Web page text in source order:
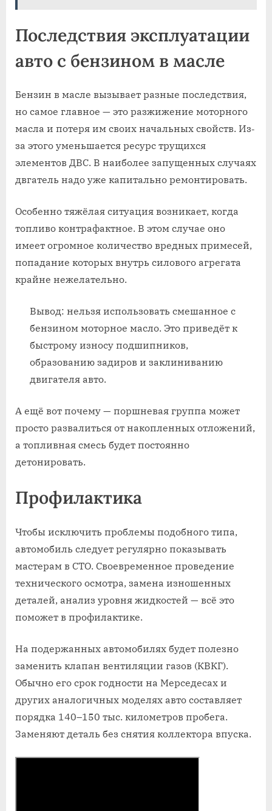
Последствия эксплуатации
авто с бензином в масле
Бензин в масле вызывает разные последствия,
но самое главное — это разжижение моторного
масла и потеря им своих начальных свойств. Из‐
за этого уменьшается ресурс трущихся
элементов ДВС. В наиболее запущенных случаях
двгатель надо уже капитально ремонтировать.
Особенно тяжёлая ситуация возникает, когда
топливо контрафактное. В этом случае оно
имеет огромное количество вредных примесей,
попадание которых внутрь силового агрегата
крайне нежелательно.
Вывод: нельзя использовать смешанное с
бензином моторное масло. Это приведёт к
быстрому износу подшипников,
образованию задиров и заклиниванию
двигателя авто.
А ещё вот почему — поршневая группа может
просто развалиться от накопленных отложений,
а топливная смесь будет постоянно
детонировать.
Профилактика
Чтобы исключить проблемы подобного типа,
автомобиль следует регулярно показывать
мастерам в СТО. Своевременное проведение
технического осмотра, замена изношенных
деталей, анализ уровня жидкостей — всё это
поможет в профилактике.
На подержанных автомобилях будет полезно
заменить клапан вентиляции газов (КВКГ).
Обычно его срок годности на Мерседесах и
других аналогичных моделях авто составляет
порядка 140–150 тыс. километров пробега.
Заменяют деталь без снятия коллектора впуска.